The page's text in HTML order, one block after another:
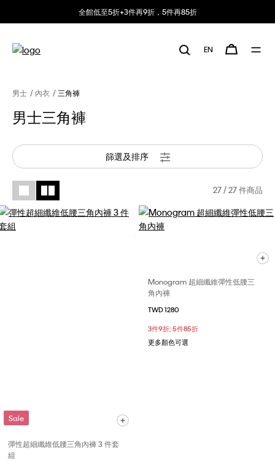
全館低至5折+3件再9折，5件再85折
EN
男士 內衣 三角褲
男士三角褲
篩選及排序
27 / 27 件商品
Sale
彈性超細纖維低腰三角內褲 3 件套
組
Monogram 超細纖維彈性低腰三
角內褲
TWD 1280
3件9折; 5件85折
更多顏色可選